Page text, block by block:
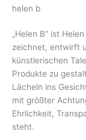
helen b
„Helen B“ ist
zeichnet, entwirft
künstlerischen
Produkte zu
Lächeln ins
mit größter
Ehrlichkeit,
steht.